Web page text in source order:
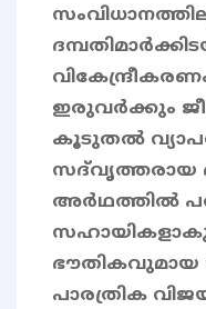
ഇരുവര്‍ക്കും
കൂടുതല്‍
സദ്‌വൃത്തരായ
അര്‍ഥത്തില്‍
ഭൗതികവുമായ
പാരത്രിക